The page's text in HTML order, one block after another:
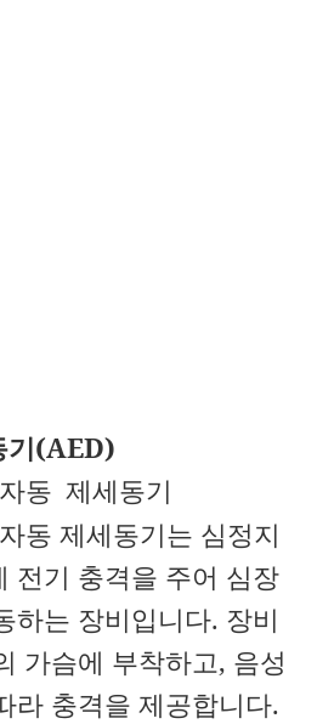
기(AED)
자동 제세동기
자동 제세동기는 심정지
전기 충격을 주어 심장
하는 장비입니다. 장비
가슴에 부착하고, 음성
라 충격을 제공합니다.